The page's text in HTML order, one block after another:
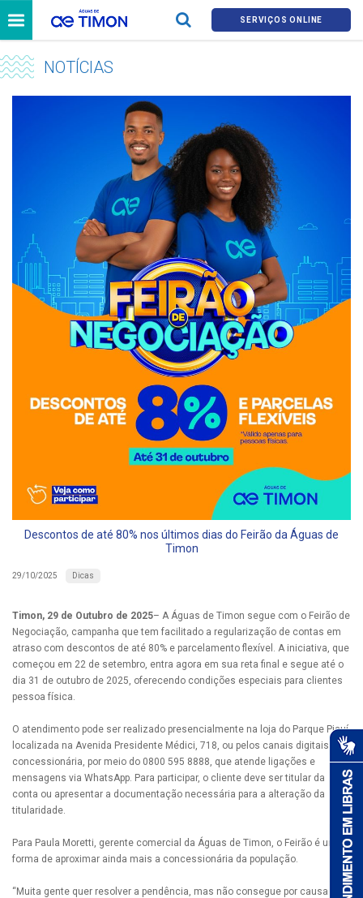
SERVIÇOS ONLINE
NOTÍCIAS
Descontos de até 80% nos últimos dias do Feirão da Águas de
Timon
29/10/2025 Dicas
Timon, 29 de Outubro de 2025– A Águas de Timon segue com o Feirão de
Negociação, campanha que tem facilitado a regularização de contas em
atraso com descontos de até 80% e parcelamento flexível. A iniciativa, que
começou em 22 de setembro, entra agora em sua reta final e segue até o
dia 31 de outubro de 2025, oferecendo condições especiais para clientes
pessoa física.
O atendimento pode ser realizado presencialmente na loja do Parque Piauí,
localizada na Avenida Presidente Médici, 718, ou pelos canais digitais da
concessionária, por meio do 0800 595 8888, que atende ligações e
mensagens via WhatsApp. Para participar, o cliente deve ser titular da
conta ou apresentar a documentação necessária para a alteração da
titularidade.
Para Paula Moretti, gerente comercial da Águas de Timon, o Feirão é uma
forma de aproximar ainda mais a concessionária da população.
“Muita gente quer resolver a pendência, mas não consegue por causa dos